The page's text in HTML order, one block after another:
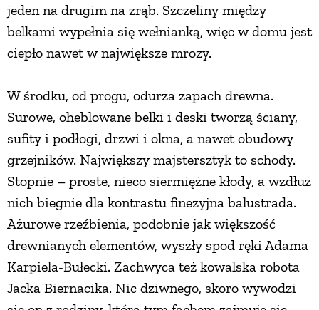
jeden na drugim na zrąb. Szczeliny między
belkami wypełnia się wełnianką, więc w domu jest
ciepło nawet w największe mrozy.
W środku, od progu, odurza zapach drewna.
Surowe, oheblowane belki i deski tworzą ściany,
sufity i podłogi, drzwi i okna, a nawet obudowy
grzejników. Największy majstersztyk to schody.
Stopnie – proste, nieco siermiężne kłody, a wzdłuż
nich biegnie dla kontrastu finezyjna balustrada.
Ażurowe rzeźbienia, podobnie jak większość
drewnianych elementów, wyszły spod ręki Adama
Karpiela-Bułecki. Zachwyca też kowalska robota
Jacka Biernacika. Nic dziwnego, skoro wywodzi